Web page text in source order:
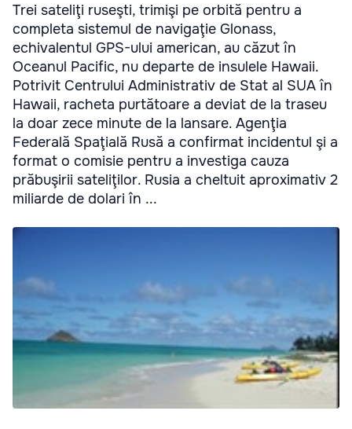
Trei sateliţi ruseşti, trimişi pe orbită pentru a
completa sistemul de navigaţie Glonass,
echivalentul GPS-ului american, au căzut în
Oceanul Pacific, nu departe de insulele Hawaii.
Potrivit Centrului Administrativ de Stat al SUA în
Hawaii, racheta purtătoare a deviat de la traseu
la doar zece minute de la lansare. Agenţia
Federală Spaţială Rusă a confirmat incidentul şi a
format o comisie pentru a investiga cauza
prăbuşirii sateliţilor. Rusia a cheltuit aproximativ 2
miliarde de dolari în ...